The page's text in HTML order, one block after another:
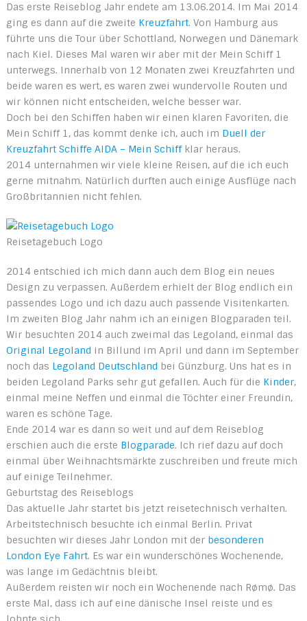
Das erste Reiseblog Jahr endete am 13.06.2014. Im Mai 2014
ging es dann auf die zweite Kreuzfahrt. Von Hamburg aus
führte uns die Tour über Schottland, Norwegen und Dänemark
nach Kiel. Dieses Mal waren wir aber mit der Mein Schiff 1
unterwegs. Innerhalb von 12 Monaten zwei Kreuzfahrten und
beide waren es wert, es waren zwei wundervolle Routen und
wir können nicht entscheiden, welche besser war.
Doch bei den Schiffen haben wir einen klaren Favoriten, die
Mein Schiff 1, das kommt denke ich, auch im Duell der
Kreuzfahrt Schiffe AIDA – Mein Schiffklar heraus.
2014 unternahmen wir viele kleine Reisen, auf die ich euch
gerne mitnahm. Natürlich durften auch einige Ausflüge nach
Großbritannien nicht fehlen.
Reisetagebuch Logo
2014 entschied ich mich dann auch dem Blog ein neues
Design zu verpassen. Außerdem erhielt der Blog endlich ein
passendes Logo und ich dazu auch passende Visitenkarten.
Im zweiten Blog Jahr nahm ich an einigen Blogparaden teil.
Wir besuchten 2014 auch zweimal das Legoland, einmal das
Original Legoland in Billund im April und dann im September
noch das Legoland Deutschland bei Günzburg. Uns hat es in
beiden Legoland Parks sehr gut gefallen. Auch für die Kinder,
einmal meine Neffen und einmal die Töchter einer Freundin,
waren es schöne Tage.
Ende 2014 war es dann so weit und auf dem Reiseblog
erschien auch die erste Blogparade. Ich rief dazu auf doch
einmal über Weihnachtsmärkte zuschreiben und freute mich
auf einige Teilnehmer.
Geburtstag des Reiseblogs
Das aktuelle Jahr startet bis jetzt reisetechnisch verhalten.
Arbeitstechnisch besuchte ich einmal Berlin. Privat
besuchten wir dieses Jahr London mit der besonderen
London Eye Fahrt. Es war ein wunderschönes Wochenende,
was lange im Gedächtnis bleibt.
Außerdem reisten wir noch ein Wochenende nach Rømø. Das
erste Mal, dass ich auf eine dänische Insel reiste und es